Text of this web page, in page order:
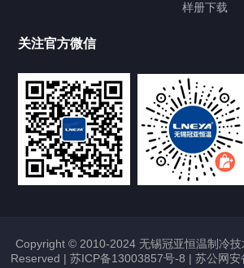
Chamber试验箱
TCU温度控制单元
VOCs冷凝回收装置
热烈祝贺冠亚恒温与
样册下载
关注官方微信
Copyright © 2010-2024 无锡冠亚恒温制冷
Reserved | 苏ICP备13003857号-8 | 苏公网